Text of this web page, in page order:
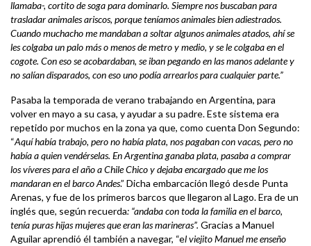
llamaba-, cortito de soga para dominarlo. Siempre nos buscaban para
trasladar animales ariscos, porque teníamos animales bien adiestrados.
Cuando muchacho me mandaban a soltar algunos animales atados, ahí se
les colgaba un palo más o menos de metro y medio, y se le colgaba en el
cogote. Con eso se acobardaban, se iban pegando en las manos adelante y
no salían disparados, con eso uno podía arrearlos para cualquier parte.”
Pasaba la temporada de verano trabajando en Argentina, para
volver en mayo a su casa, y ayudar a su padre. Este sistema era
repetido por muchos en la zona ya que, como cuenta Don Segundo:
“Aquí había trabajo, pero no había plata, nos pagaban con vacas, pero no
había a quien vendérselas. En Argentina ganaba plata, pasaba a comprar
los víveres para el año a Chile Chico y dejaba encargado que me los
mandaran en el barco Andes.” Dicha embarcación llegó desde Punta
Arenas, y fue de los primeros barcos que llegaron al Lago. Era de un
inglés que, según recuerda: “andaba con toda la familia en el barco,
tenía puras hijas mujeres que eran las marineras”. Gracias a Manuel
Aguilar aprendió él también a navegar, “el viejito Manuel me enseño